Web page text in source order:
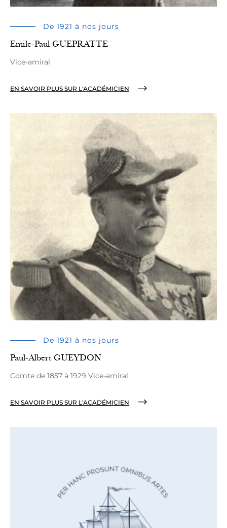
De 1921 à nos jours
Emile-Paul GUEPRATTE
Vice-amiral
EN SAVOIR PLUS SUR L'ACADÉMICIEN
De 1921 à nos jours
Paul-Albert GUEYDON
Comte de 1857 à 1929 Vice-amiral
EN SAVOIR PLUS SUR L'ACADÉMICIEN